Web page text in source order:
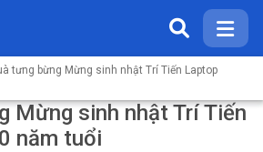
tưng bừng Mừng sinh nhật Trí Tiến Laptop
Mừng sinh nhật Trí Tiến
năm tuổi